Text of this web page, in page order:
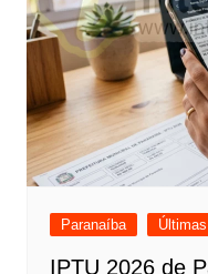
Paranaíba
IPTU 2026 de